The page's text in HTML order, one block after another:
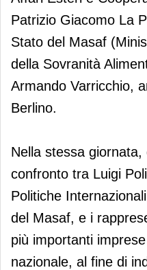
Patrizio Giacomo La
Stato del Masaf
della Sovranità
Armando Varricchio,
Berlino.
Nella stessa
confronto tra Luigi
Politiche
del Masaf, e i
più importanti
nazionale, al fine di